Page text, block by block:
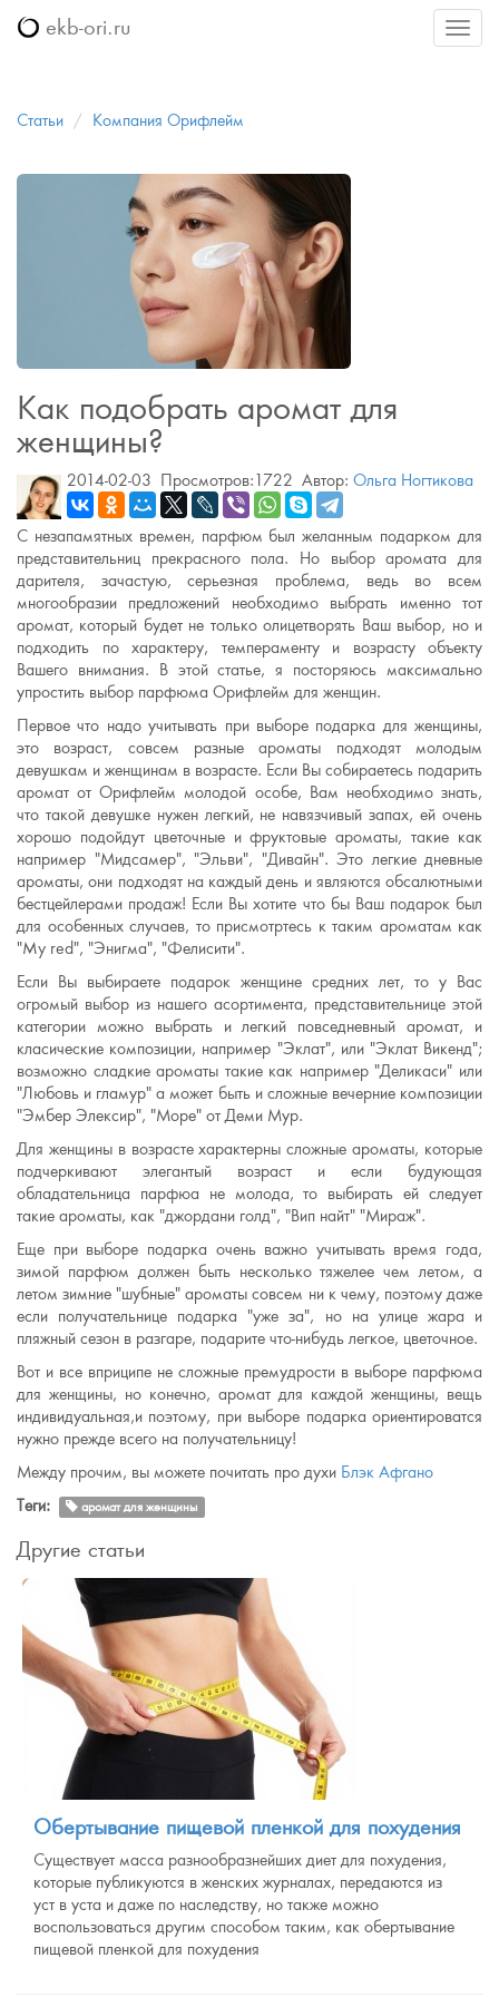
Меню
ekb-ori.ru
Статьи Компания Орифлейм
Как подобрать аромат для
женщины?
2014-02-03 Просмотров:1722 Автор: Ольга Ногтикова
С незапамятных времен, парфюм был желанным подарком для
представительниц прекрасного пола. Но выбор аромата для
дарителя, зачастую, серьезная проблема, ведь во всем
многообразии предложений необходимо выбрать именно тот
аромат, который будет не только олицетворять Ваш выбор, но и
подходить по характеру, темпераменту и возрасту объекту
Вашего внимания. В этой статье, я посторяюсь максимально
упростить выбор парфюма Орифлейм для женщин.
Первое что надо учитывать при выборе подарка для женщины,
это возраст, совсем разные ароматы подходят молодым
девушкам и женщинам в возрасте. Если Вы собираетесь подарить
аромат от Орифлейм молодой особе, Вам необходимо знать,
что такой девушке нужен легкий, не навязчивый запах, ей очень
хорошо подойдут цветочные и фруктовые ароматы, такие как
например "Мидсамер", "Эльви", "Дивайн". Это легкие дневные
ароматы, они подходят на каждый день и являются обсалютными
бестцейлерами продаж! Если Вы хотите что бы Ваш подарок был
для особенных случаев, то присмотртесь к таким ароматам как
"My red", "Энигма", "Фелисити".
Если Вы выбираете подарок женщине средних лет, то у Вас
огромый выбор из нашего асортимента, представительнице этой
категории можно выбрать и легкий повседневный аромат, и
класические композиции, например "Эклат", или "Эклат Викенд";
возможно сладкие ароматы такие как например "Деликаси" или
"Любовь и гламур" а может быть и сложные вечерние композиции
"Эмбер Элексир", "Море" от Деми Мур.
Для женщины в возрасте характерны сложные ароматы, которые
подчеркивают элегантый возраст и если будующая
обладательница парфюа не молода, то выбирать ей следует
такие ароматы, как "джордани голд", "Вип найт" "Мираж".
Еще при выборе подарка очень важно учитывать время года,
зимой парфюм должен быть несколько тяжелее чем летом, а
летом зимние "шубные" ароматы совсем ни к чему, поэтому даже
если получательнице подарка "уже за", но на улице жара и
пляжный сезон в разгаре, подарите что-нибудь легкое, цветочное.
Вот и все вприципе не сложные премудрости в выборе парфюма
для женщины, но конечно, аромат для каждой женщины, вещь
индивидуальная,и поэтому, при выборе подарка ориентироватся
нужно прежде всего на получательницу!
Между прочим, вы можете почитать про духи Блэк Aфгано
Теги:
аромат для женщины
Другие статьи
Обертывание пищевой пленкой для похудения
Существует масса разнообразнейших диет для похудения,
которые публикуются в женских журналах, передаются из
уст в уста и даже по наследству, но также можно
воспользоваться другим способом таким, как обертывание
пищевой пленкой для похудения